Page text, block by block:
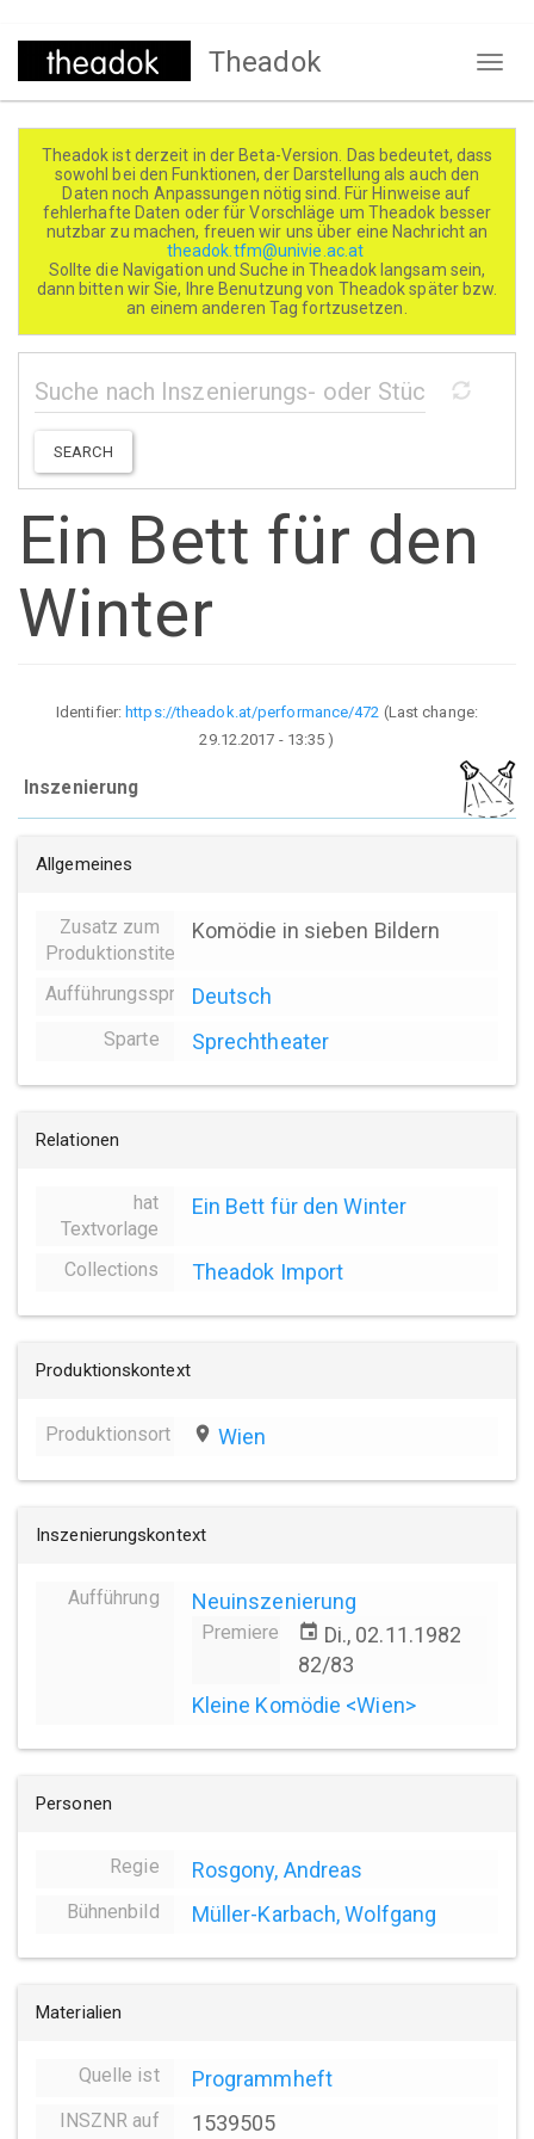
Direkt
Theadok
Theadok ist derzeit in der Beta-Version. Das bedeutet, dass
sowohl bei den Funktionen, der Darstellung als auch den
Daten noch Anpassungen nötig sind. Für Hinweise auf
fehlerhafte Daten oder für Vorschläge um Theadok besser
nutzbar zu machen, freuen wir uns über eine Nachricht an
theadok.tfm@univie.ac.at
Sollte die Navigation und Suche in Theadok langsam sein,
dann bitten wir Sie, Ihre Benutzung von Theadok später bzw.
an einem anderen Tag fortzusetzen.
SEARCH
Ein Bett für den
Winter
Identifier:https://theadok.at/performance/472 (Last change:
29.12.2017 - 13:35 )
Inszenierung
Allgemeines
Zusatz zum
Produktionstitel
Komödie in sieben Bildern
AufführungsspracheDeutsch
Sparte Sprechtheater
Relationen
hat
Textvorlage
Ein Bett für den Winter
Collections Theadok Import
Produktionskontext
Produktionsort place Wien
Inszenierungskontext
Aufführung Neuinszenierung
Premiere event Di., 02.11.1982
82/83
Kleine Komödie <Wien>
Personen
Regie Rosgony, Andreas
Bühnenbild Müller-Karbach, Wolfgang
Materialien
Quelle ist Programmheft
INSZNR auf
1539505